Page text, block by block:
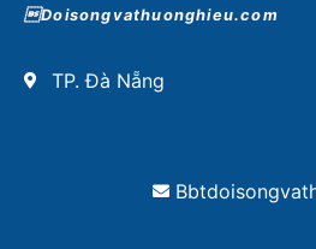
Doisongvathuonghieu.com
TP. Đà Nẵng